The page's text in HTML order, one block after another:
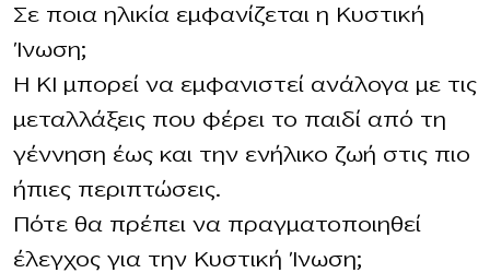
Σε ποια ηλικία εμφανίζεται η Κυστική
Ίνωση;
Η ΚΙ μπορεί να εμφανιστεί ανάλογα με τις
μεταλλάξεις που φέρει το παιδί από τη
γέννηση έως και την ενήλικο ζωή στις πιο
ήπιες περιπτώσεις.
Πότε θα πρέπει να πραγματοποιηθεί
έλεγχος για την Κυστική Ίνωση;